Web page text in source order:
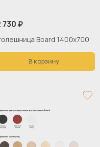
730 ₽
Board 1400x700
В корзину